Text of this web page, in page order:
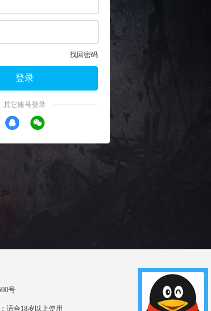
找回密码
登录
其它账号登录
号
适合18岁以上使用